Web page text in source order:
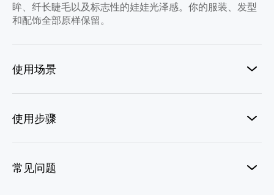
眸、纤长睫毛以及标志性的娃娃光泽感。你的服装、发型
和配饰全部原样保留。
使用场景
使用步骤
常见问题